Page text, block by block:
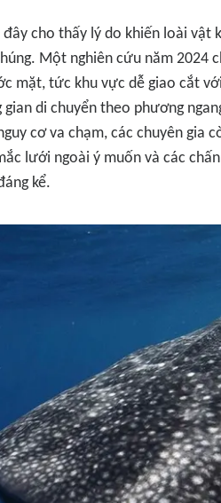
đây cho thấy lý do khiến loài
Một nghiên cứu năm 2024
mặt, tức khu vực dễ giao cắt
gian di chuyển theo phương
cơ va chạm, các chuyên gia
lưới ngoài ý muốn và các
kể.